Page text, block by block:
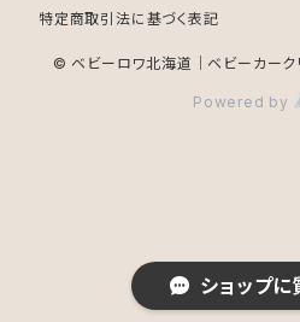
ショップに
チャイルドシート
特定商取引法に基づく表記
© ベビーロワ北海道｜ベビーカーク
Powered by